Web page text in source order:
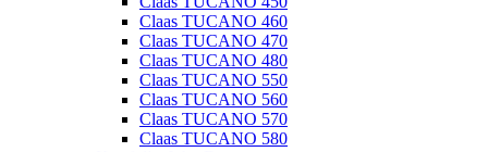
Claas TUCANO 460
Claas TUCANO 470
Claas TUCANO 480
Claas TUCANO 550
Claas TUCANO 560
Claas TUCANO 570
Claas TUCANO 580